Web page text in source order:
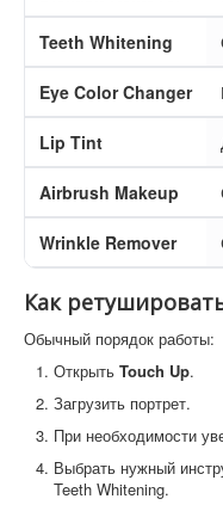
Teeth Whitening
Eye Color Changer
Lip Tint
Airbrush Makeup
Wrinkle Remover
Как
Обычный порядок работы:
Открыть Touch Up.
Загрузить портрет.
При необходимости
Выбрать нужный
Teeth Whitening.